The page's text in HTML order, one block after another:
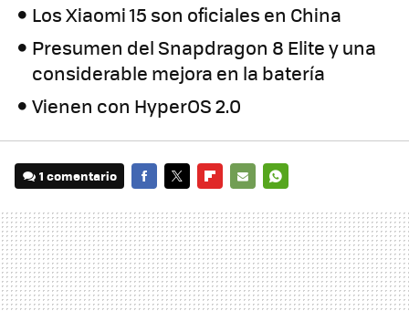
Los Xiaomi 15 son oficiales en China
Presumen del Snapdragon 8 Elite y una
considerable mejora en la batería
Vienen con HyperOS 2.0
1 comentario
MAIL